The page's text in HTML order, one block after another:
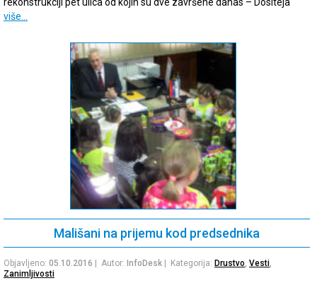
više…
Mališani na prijemu kod predsednika
Objavljeno: 05.10.2016 | Autor: InfoDesk | Kategorija: Drustvo, Vesti,
Zanimljivosti